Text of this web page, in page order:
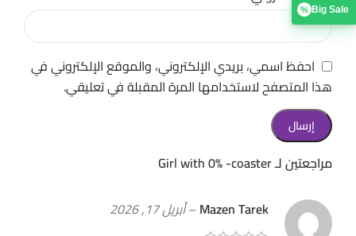
مراجعتين لـGirl with 0% -coaster
Mazen Tarek
–أبريل 17, 2026
احفظ اسمي، بريدي الإلكتروني، والموقع الإلكتروني في
هذا المتصفح لاستخدامها المرة المقبلة في تعليقي.
% Big Sale